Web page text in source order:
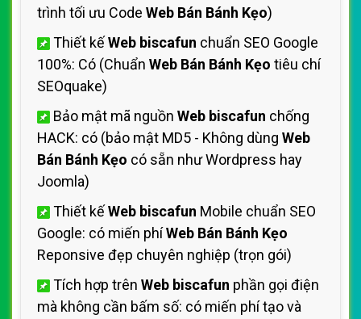
trình tối ưu Code Web Bán Bánh Kẹo)
Thiết kếWeb biscafun chuẩn SEO Google
100%: Có (Chuẩn Web Bán Bánh Kẹo tiêu chí
SEOquake)
Bảo mật mã nguồn Web biscafun chống
HACK: có (bảo mật MD5 - Không dùng Web
Bán Bánh Kẹo có sẵn như Wordpress hay
Joomla)
Thiết kếWeb biscafun Mobile chuẩn SEO
Google: có miến phíWeb Bán Bánh Kẹo
Reponsive đẹp chuyên nghiệp (trọn gói)
Tích hợp trên Web biscafun phần gọi điện
mà không cần bấm số: có miến phí tạo và